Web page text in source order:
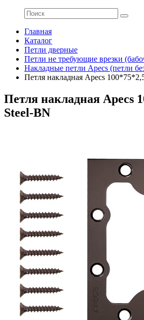
Главная
Каталог
Петли дверные
Петли не требующие врезки
Накладные петли Apecs (петли
Петля накладная Apecs
Петля накладная Apecs
Steel-BN